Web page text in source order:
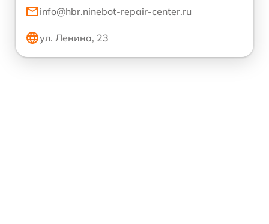
info@hbr.ninebot-repair-center.ru
ул. Ленина, 23